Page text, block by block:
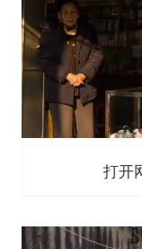
打开